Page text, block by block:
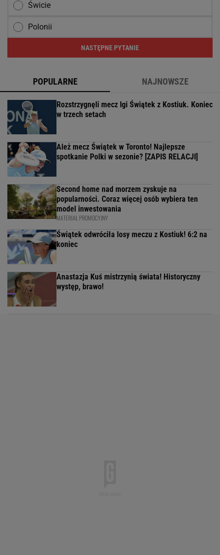
Świcie
Polonii
NASTĘPNE PYTANIE
POPULARNE NAJNOWSZE
Rozstrzygnęli mecz Igi Świątek z Kostiuk. Koniec
w trzech setach
Ależ mecz Świątek w Toronto! Najlepsze
spotkanie Polki w sezonie? [ZAPIS RELACJI]
Second home nad morzem zyskuje na
popularności. Coraz więcej osób wybiera ten
model inwestowania
MATERIAŁ PROMOCYJNY
Świątek odwróciła losy meczu z Kostiuk! 6:2 na
koniec
Anastazja Kuś mistrzynią świata! Historyczny
występ, brawo!